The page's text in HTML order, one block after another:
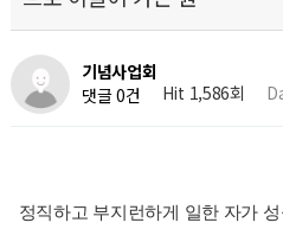
기념사업회
댓글 0건
Hit 1,586회
정직하고 부지런하게 일한 자가 성